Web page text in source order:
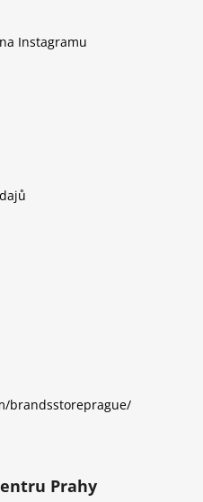
Instagramu
brandsstoreprague/
Prahy